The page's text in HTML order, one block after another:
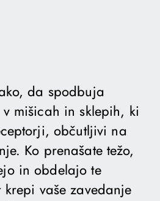
da spodbuja
mišicah in sklepih, ki
občutljivi na
Ko prenašate težo,
in obdelajo te
vaše zavedanje